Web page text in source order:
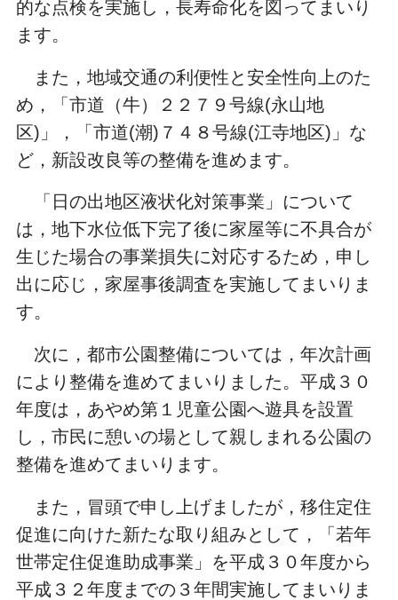
的な点検を実施し，長寿命化を図ってまいり
ます。
また，地域交通の利便性と安全性向上のた
め，「市道（牛）２２７９号線(永山地
区) 」，「市道(潮) ７４８号線(江寺地区) 」な
ど，新設改良等の整備を進めます。
「日の出地区液状化対策事業」について
は，地下水位低下完了後に家屋等に不具合が
生じた場合の事業損失に対応するため，申し
出に応じ，家屋事後調査を実施してまいりま
す。
次に，都市公園整備については，年次計画
により整備を進めてまいりました。平成３０
年度は，あやめ第１児童公園へ遊具を設置
し，市民に憩いの場として親しまれる公園の
整備を進めてまいります。
また，冒頭で申し上げましたが，移住定住
促進に向けた新たな取り組みとして，「若年
世帯定住促進助成事業」を平成３０年度から
平成３２年度までの３年間実施してまいりま